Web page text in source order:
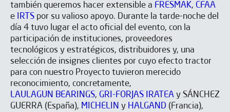
también queremos hacer extensible a FRESMAK, CFAA
e
IRTS por su valioso apoyo. Durante la tarde-noche del
día 4 tuvo lugar el acto oficial del evento, con la
participación de instituciones, proveedores
tecnológicos y estratégicos, distribuidores y, una
selección de insignes clientes por cuyo efecto tractor
para con nuestro Proyecto tuvieron merecido
reconocimiento, concretamente,
LAULAGUN BEARINGS, GRI-FORJAS IRATEA y SÁNCHEZ
GUERRA (España), MICHELIN y HALGAND (Francia),